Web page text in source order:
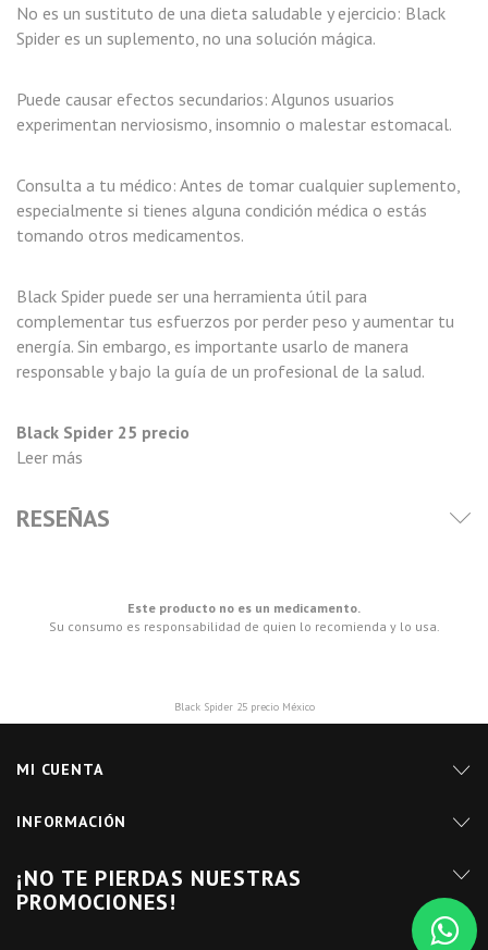
No es un sustituto de una dieta saludable y ejercicio: Black
Spider es un suplemento, no una solución mágica.
Puede causar efectos secundarios: Algunos usuarios
experimentan nerviosismo, insomnio o malestar estomacal.
Consulta a tu médico: Antes de tomar cualquier suplemento,
especialmente si tienes alguna condición médica o estás
tomando otros medicamentos.
Black Spider puede ser una herramienta útil para
complementar tus esfuerzos por perder peso y aumentar tu
energía. Sin embargo, es importante usarlo de manera
responsable y bajo la guía de un profesional de la salud.
Black Spider 25 precio
Leer más
RESEÑAS
Este producto no es un medicamento.
Su consumo es responsabilidad de quien lo recomienda y lo usa.
Black Spider 25 precio México
MI CUENTA
INFORMACIÓN
¡NO TE PIERDAS NUESTRAS
PROMOCIONES!